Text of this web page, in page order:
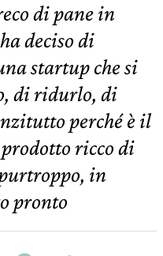
di pane in
deciso di
startup che si
di ridurlo, di
perché è il
ricco di
in
pronto